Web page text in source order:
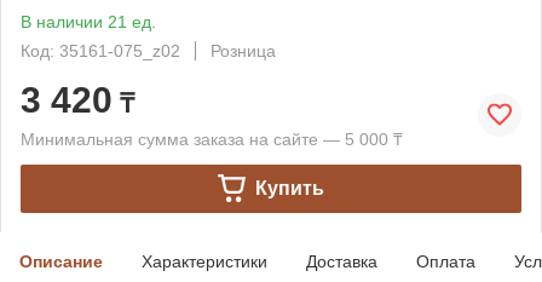
В наличии 21 ед.
Код: 35161-075_z02
Розница
3 420 ₸
Минимальная сумма заказа на сайте — 5 000 ₸
Купить
Описание Характеристики Доставка Оплата